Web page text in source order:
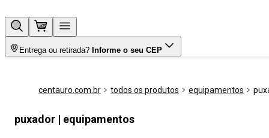
Entrega ou retirada? Informe o seu CEP
centauro.com.br todos os produtos equipamentos
puxador | equipamentos